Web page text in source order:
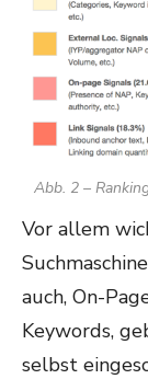
Abb. 2 –
Vor allem
auch, On-
Keywords,
selbst